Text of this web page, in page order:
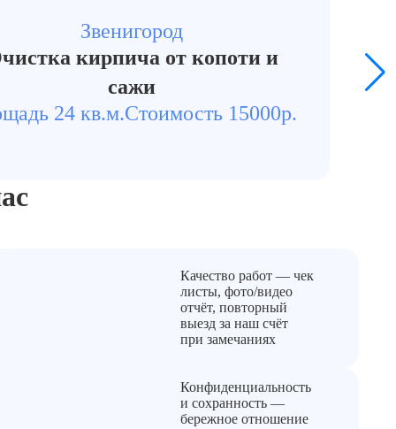
Звенигород
кирпича от копоти и
сажи
24 кв.м.Стоимость 15000р.
Качество работ — чек
листы, фото/видео
отчёт, повторный
выезд за наш счёт
при замечаниях
Конфиденциальность
и сохранность —
бережное отношение